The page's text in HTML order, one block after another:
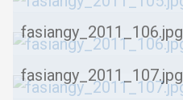
fasiangy_2011_106.jpg
fasiangy_2011_107.jpg